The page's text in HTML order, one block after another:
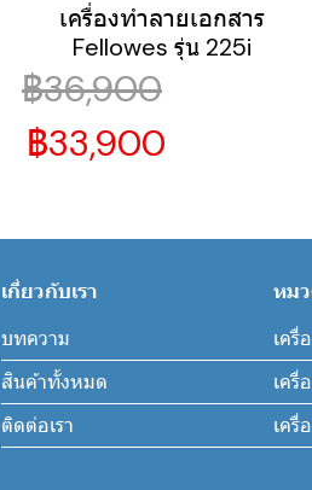
เครื่องทำลายเอกสาร
Fellowes รุ่น 225i
฿36,900
฿33,900
เกี่ยวกับเรา
บทความ
สินค้าทั้งหมด
ติดต่อเรา
หม
เครื่
เครื่
เครื่